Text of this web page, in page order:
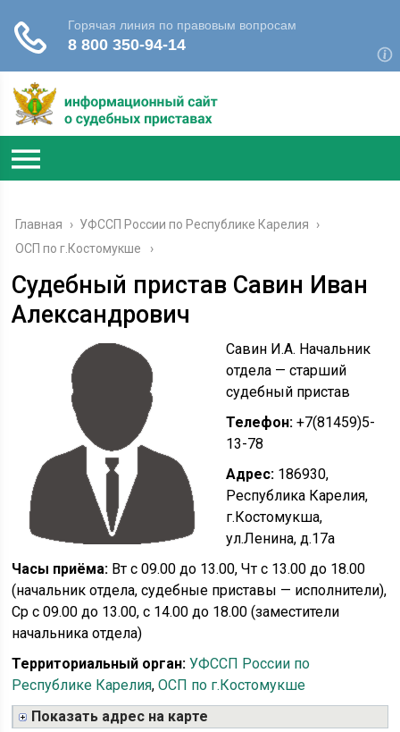
Главная › УФССП России по Республике Карелия
›
ОСП по г.Костомукше
Судебный пристав Савин Иван
Александрович
Савин И.А. Начальник
отдела — старший
судебный пристав
Телефон: +7(81459)5-
13-78
Адрес: 186930,
Республика Карелия,
г.Костомукша,
ул.Ленина, д.17а
Часы приёма: Вт с 09.00 до 13.00, Чт с 13.00 до 18.00
(начальник отдела, судебные приставы — исполнители),
Ср с 09.00 до 13.00, с 14.00 до 18.00 (заместители
начальника отдела)
Территориальный орган: УФССП России по
Республике Карелия,ОСП по г.Костомукше
Показать адрес на карте